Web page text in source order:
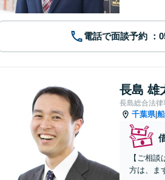
電話で面談予約
長島 雄
長島総合法律
千葉県|
【ご相
方は、ま